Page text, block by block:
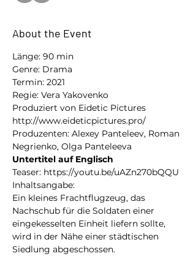
About the Event
Länge: 90 min
Genre: Drama
Termin: 2021
Regie: Vera Yakovenko
Produziert von Eidetic Pictures
http://www.eideticpictures.pro/
Produzenten: Alexey Panteleev, Roman
Negrienko, Olga Panteleeva
Untertitel auf Englisch
Teaser: https://youtu.be/uAZn270bQQU
Inhaltsangabe:
Ein kleines Frachtflugzeug, das
Nachschub für die Soldaten einer
eingekesselten Einheit liefern sollte,
wird in der Nähe einer städtischen
Siedlung abgeschossen.